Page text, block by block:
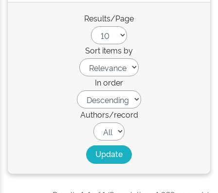
Results/Page
Sort items by
In order
Authors/record